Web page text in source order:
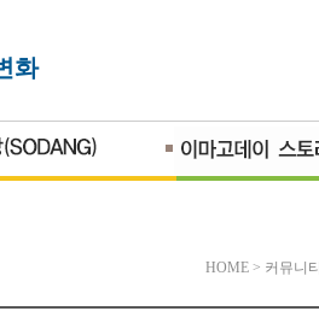
화
HOME > 커뮤니티